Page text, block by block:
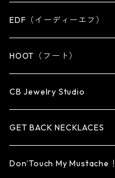
WALLET CHAIN
WALLET・CARD CASE
HAT・CAP
OTHER
WALLET CHAIN
KEY CHAIN
OTHER ITEM
reMIC
EARRING
PENDANT
NECKLACE
BRACELET
KEY CHAIN
RING
EARRING
PENDANT
NECKLACE
BRACELET
EDF（イーディーエフ）
RING
PENDANT
CUFF・BANGLE
HOOT（フート）
RING
EARRING
PENDANT
CB Jewelry Studio
RING
EARRING・EAR CUFF
GET BACK NECKLACES
ORIGINAL COLLECTION
Don’Touch My Mustache！